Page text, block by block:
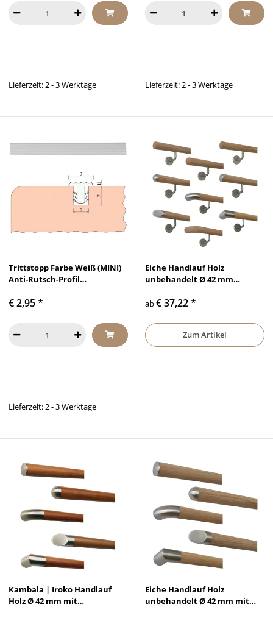
Lieferzeit: 2 - 3 Werktage Lieferzeit: 2 - 3 Werktage
Trittstopp Farbe Weiß (MINI)
Anti-Rutsch-Profil
und Rutschgummi
€ 2,95*
Lieferzeit: 2 - 3 Werktage
Eiche Handlauf Holz
unbehandelt Ø 42 mm
und Enden
ab€ 37,22*
Zum Artikel
Kambala | Iroko Handlauf
Holz Ø 42 mm mit
Eiche Handlauf Holz
unbehandelt Ø 42 mm mit